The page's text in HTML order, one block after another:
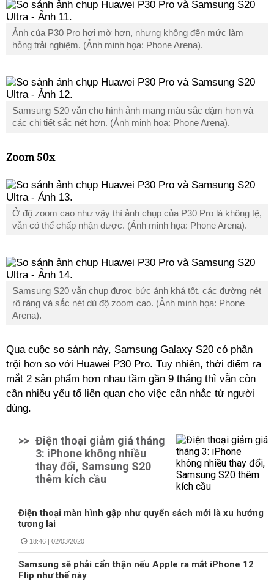
Ảnh của P30 Pro hơi mờ hơn, nhưng không đến mức làm
hỏng trải nghiệm. (Ảnh minh họa: Phone Arena).
Samsung S20 vẫn cho hình ảnh mang màu sắc đậm hơn và
các chi tiết sắc nét hơn. (Ảnh minh họa: Phone Arena).
Zoom 50x
Ở độ zoom cao như vậy thì ảnh chụp của P30 Pro là không tệ,
vẫn có thể chấp nhận được. (Ảnh minh họa: Phone Arena).
Samsung S20 vẫn chụp được bức ảnh khá tốt, các đường nét
rõ ràng và sắc nét dù độ zoom cao. (Ảnh minh họa: Phone
Arena).
Qua cuộc so sánh này, Samsung Galaxy S20 có phần
trội hơn so với Huawei P30 Pro. Tuy nhiên, thời điểm ra
mắt 2 sản phẩm hơn nhau tầm gần 9 tháng thì vẫn còn
cần nhiều yếu tố liên quan cho việc cân nhắc từ người
dùng.
>> Điện thoại giảm giá tháng
3: iPhone không nhiều
thay đổi, Samsung S20
thêm kích cầu
Điện thoại màn hình gập như quyển sách mới là xu hướng
tương lai
18:46 | 02/03/2020
Samsung sẽ phải cẩn thận nếu Apple ra mắt iPhone 12
Flip như thế này